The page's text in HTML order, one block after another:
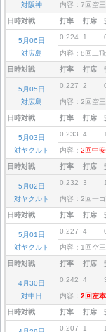
対阪神
内容：7回空
日時対戦 打率 打席
5月06日
対広島
0.224 1
内容：8回二
日時対戦 打率 打席
5月05日
対広島
0.227 2
内容：2回空
日時対戦 打率 打席
5月03日
対ヤクルト
0.233 4 1
内容： 2回中
日時対戦 打率 打席
5月02日
対ヤクルト
0.232 3 1
内容：2回一
日時対戦 打率 打席
5月01日
対ヤクルト
0.227 4
内容：1回
日時対戦 打率 打席
4月30日
対中日
0.242 4
内容： 2回左
日時対戦 打率 打席
0.207 1 1